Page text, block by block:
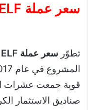
سعر عملة ELF
تطوّر سعر عملة ELF
قوية جمعت عشرات
صناديق الاستثمار